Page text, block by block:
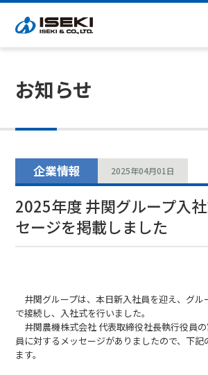
お知らせ
企業情報 2025年04月01日
2025年度 井関グループ入
セージを掲載しました
井関グループは、本日新入社員を迎え、グル
で接続し、入社式を行いました。
井関農機株式会社 代表取締役社長執行役員
員に対するメッセージがありましたので、下
ます。